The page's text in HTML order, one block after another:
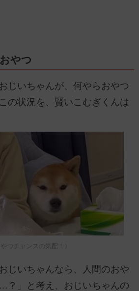
やつ
じいちゃんが、何やらおやつ
の状況を、賢いこむぎくんは
やつチャンスの気配！）
じいちゃんなら、人間のおや
？」と考え、おじいちゃんの